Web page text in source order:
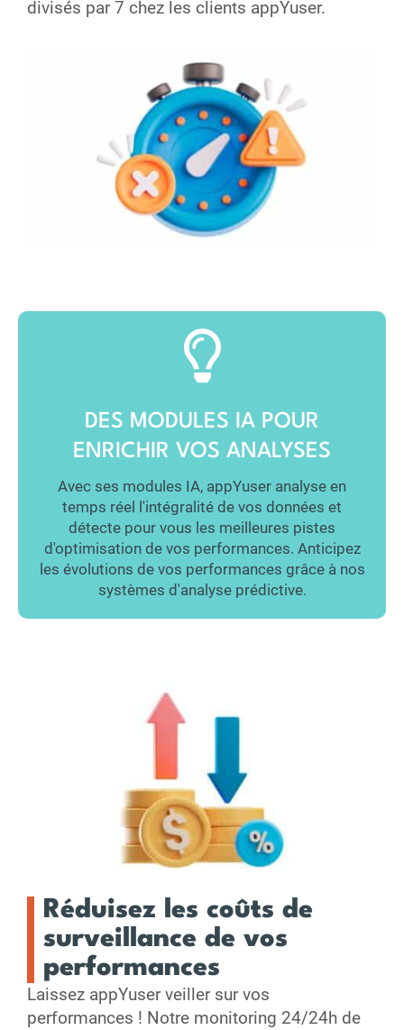
divisés par 7 chez les clients appYuser.
DES MODULES IA POUR
ENRICHIR VOS ANALYSES
Avec ses modules IA, appYuser analyse en
temps réel l'intégralité de vos données et
détecte pour vous les meilleures pistes
d'optimisation de vos performances. Anticipez
les évolutions de vos performances grâce à nos
systèmes d'analyse prédictive.
Réduisez les coûts de
surveillance de vos
performances
Laissez appYuser veiller sur vos
performances ! Notre monitoring 24/24h de